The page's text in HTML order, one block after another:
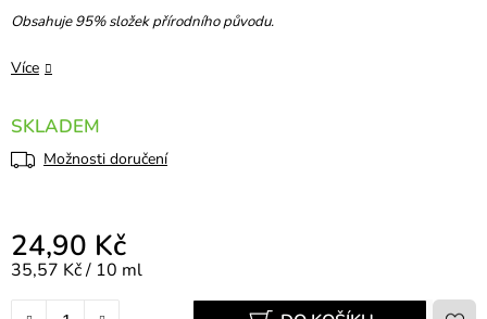
Obsahuje 95% složek přírodního původu.
Více
SKLADEM
Možnosti doručení
24,90 Kč
Měrná cena:
35,57 Kč / 10 ml